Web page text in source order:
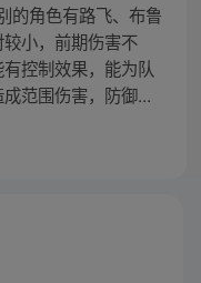
的角色有路飞、布鲁
小，前期伤害不
控制效果，能为队
范围伤害，防御...